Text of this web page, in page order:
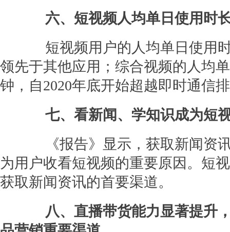
六、短视频人均单日使用时
短视频用户的人均单日使用时
领先于其他应用；综合视频的人均
钟，自2020年底开始超越即时通信
七、看新闻、学知识成为短
《报告》显示，获取新闻资讯
为用户收看短视频的重要原因。短
获取新闻资讯的首要渠道。
八、直播带货能力显著提升